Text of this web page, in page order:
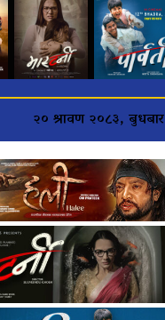
२० श्रावण २०८३, बुधबार